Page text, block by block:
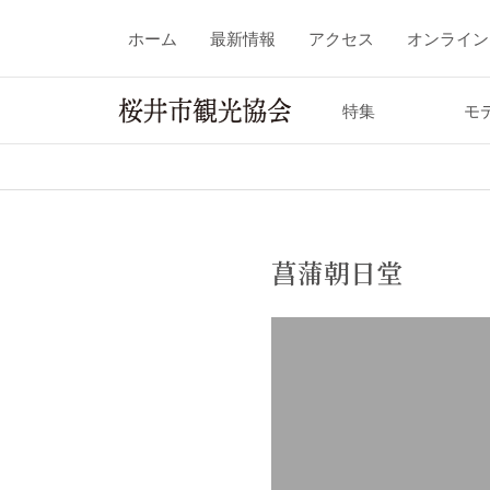
ホーム 最新情報 アクセス オンライ
特集 モ
菖蒲朝日堂